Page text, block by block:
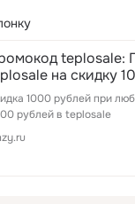
teplosale:
на скидку
#скидки
#купоны
#бонус
1000 рублей при
рублей в teplosale